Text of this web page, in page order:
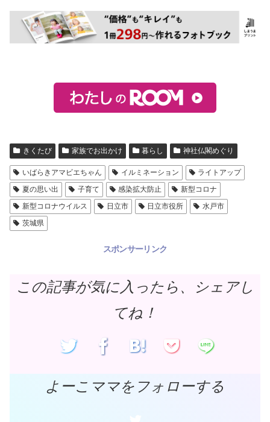
きくたび 家族でお出かけ 暮らし 神社仏閣めぐり
いばらきアマビエちゃん イルミネーション
ライトアップ
夏の思い出
子育て 感染拡大防止
新型コロナ
新型コロナウイルス
日立市 日立市役所
水戸市
茨城県
スポンサーリンク
この記事が気に入ったら、シェアし
てね！
よーこママをフォローする